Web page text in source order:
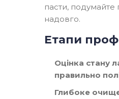
пасти, подумайте
надовго.
Етапи
Оцінка стану
правильно
Глибоке